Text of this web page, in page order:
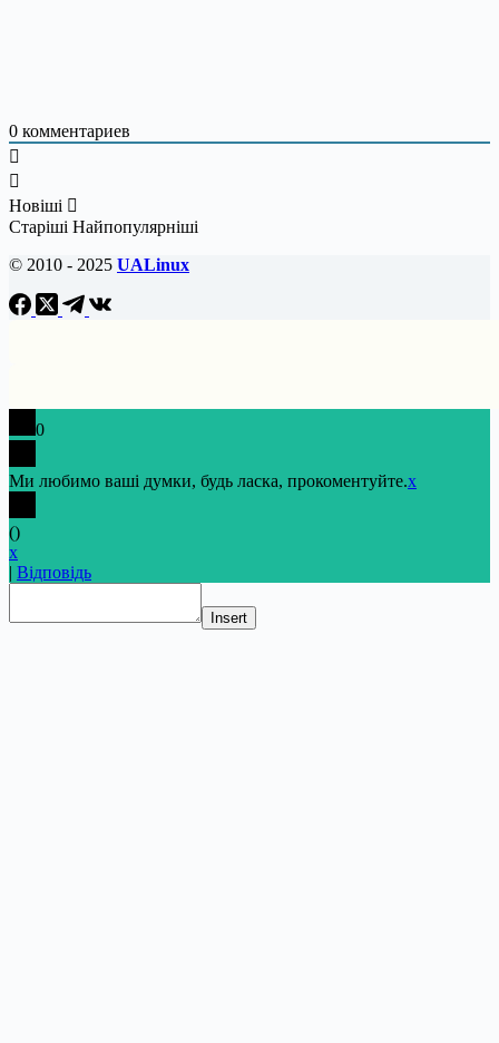
0 комментариев
Новіші
Старіші Найпопулярніші
© 2010 - 2025 UALinux
0
Ми любимо ваші думки, будь ласка, прокоментуйте.x
()
x
| Відповідь
Insert